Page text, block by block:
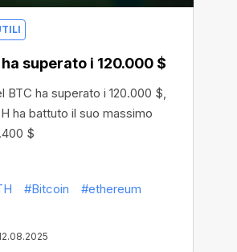
superato i 120.000 $
BTC ha superato i 120.000 $,
ha battuto il suo massimo
$
#Bitcoin
#ethereum